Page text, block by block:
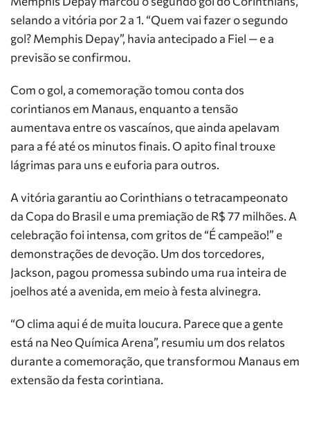
selando a vitória por 2 a 1. “Quem vai fazer o segundo
gol? Memphis Depay”, havia antecipado a Fiel — e a
previsão se confirmou.
Com o gol, a comemoração tomou conta dos
corintianos em Manaus, enquanto a tensão
aumentava entre os vascaínos, que ainda apelavam
para a fé até os minutos finais. O apito final trouxe
lágrimas para uns e euforia para outros.
A vitória garantiu ao Corinthians o tetracampeonato
da Copa do Brasil e uma premiação de R$ 77 milhões. A
celebração foi intensa, com gritos de “É campeão!” e
demonstrações de devoção. Um dos torcedores,
Jackson, pagou promessa subindo uma rua inteira de
joelhos até a avenida, em meio à festa alvinegra.
“O clima aqui é de muita loucura. Parece que a gente
está na Neo Química Arena”, resumiu um dos relatos
durante a comemoração, que transformou Manaus em
extensão da festa corintiana.